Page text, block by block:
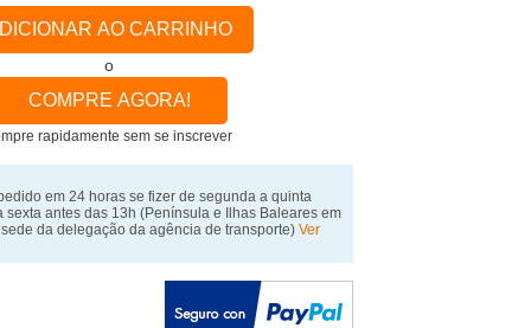
AO CARRINHO
o
COMPRE AGORA!
rapidamente sem se inscrever
em 24 horas se fizer de segunda a quinta
sexta antes das 13h(Península e Ilhas Baleares em
da delegação da agência de transporte) Ver